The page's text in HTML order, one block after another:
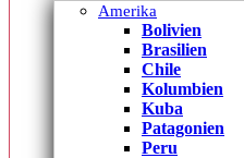
Amerika
Bolivien
Brasilien
Chile
Kolumbien
Kuba
Patagonien
Peru